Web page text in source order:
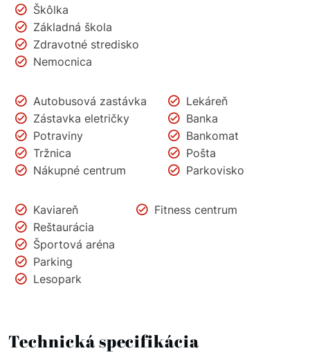
Škôlka
Základná škola
Zdravotné stredisko
Nemocnica
Autobusová zastávka
Zástavka eletričky
Potraviny
Tržnica
Nákupné centrum
Lekáreň
Banka
Bankomat
Pošta
Parkovisko
Kaviareň
Reštaurácia
Športová aréna
Parking
Lesopark
Fitness centrum
Technická specifikácia